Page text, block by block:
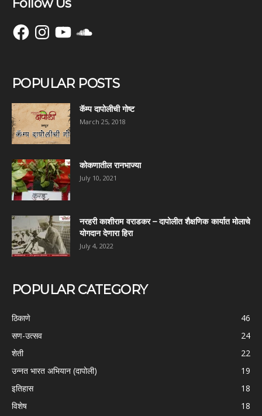
Follow Us
FacebookInstagramYouTubeSoundCloud
POPULAR POSTS
कॅम्प दापोलीची गोष्ट
March 25, 2018
कोकणातील रानभाज्या
July 10, 2021
नरहरी काशीराम वराडकर – दापोलीत शैक्षणिक कार्यात मोलाचे
योगदान देणारा हिरा
July 4, 2022
POPULAR CATEGORY
ठिकाणे
46
सण-उत्सव
24
शेती
22
उन्नत भारत अभियान (दापोली)
19
इतिहास
18
विशेष
18